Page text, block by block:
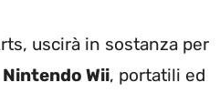
uscirà in sostanza per
Nintendo Wii, portatili ed